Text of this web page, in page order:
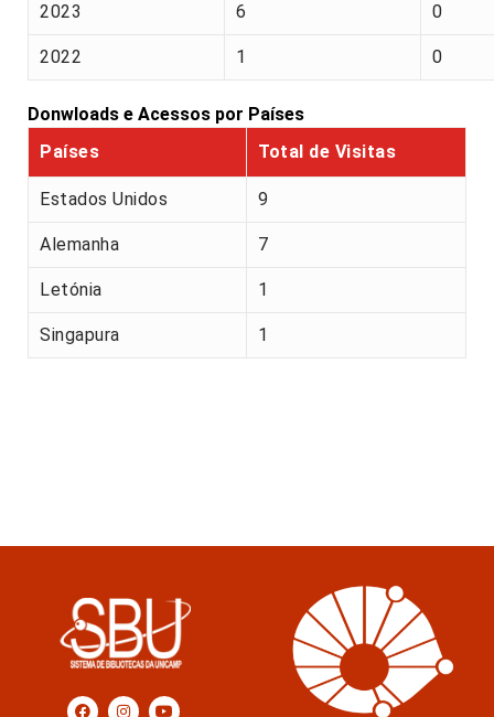
2023 6 0
2022 1 0
Donwloads e Acessos por Países
Países
Total de Visitas
Estados Unidos 9
Alemanha 7
Letónia 1
Singapura 1